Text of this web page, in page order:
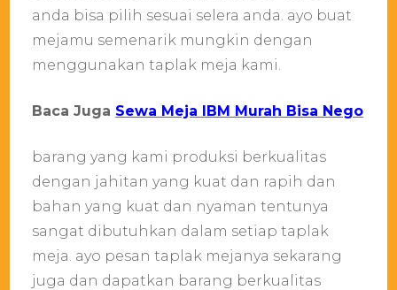
anda bisa pilih sesuai selera anda. ayo buat
mejamu semenarik mungkin dengan
menggunakan taplak meja kami.
Baca Juga Sewa Meja IBM Murah Bisa Nego
barang yang kami produksi berkualitas
dengan jahitan yang kuat dan rapih dan
bahan yang kuat dan nyaman tentunya
sangat dibutuhkan dalam setiap taplak
meja. ayo pesan taplak mejanya sekarang
juga dan dapatkan barang berkualitas